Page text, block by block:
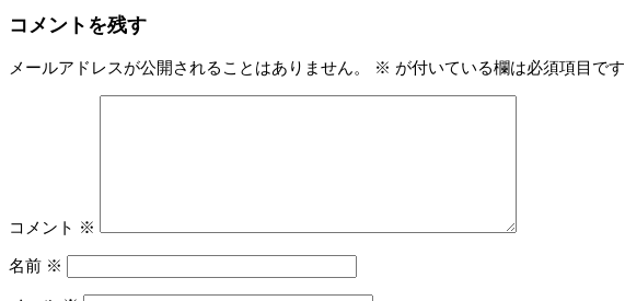
コメントを残す
メールアドレスが公開されることはありません。 ※ が付いている欄は必須項目です
コメント ※
名前 ※